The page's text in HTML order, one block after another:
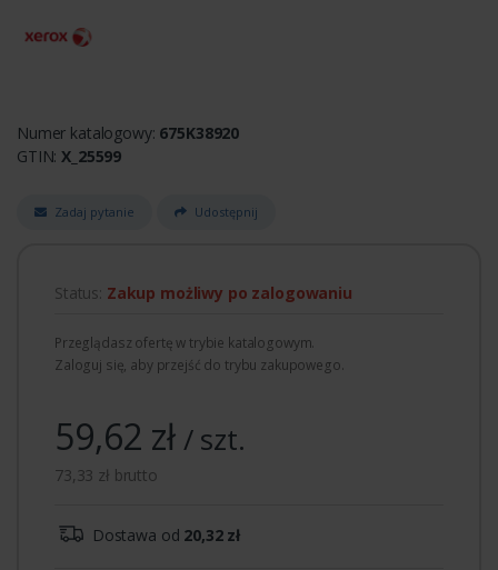
Numer katalogowy: 675K38920
GTIN:X_25599
Zadaj pytanie Udostępnij
Status: Zakup możliwy po zalogowaniu
Przeglądasz ofertę w trybie katalogowym.
Zaloguj się, aby przejść do trybu zakupowego.
59,62 zł/ szt.
73,33 zł brutto
Dostawa od 20,32 zł